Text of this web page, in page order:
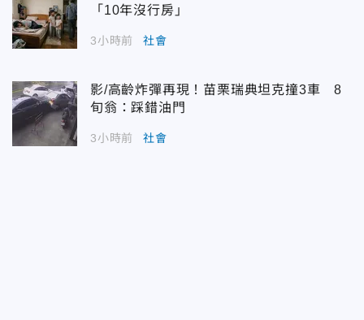
「10年沒行房」
3小時前 社會
影/高齡炸彈再現！苗栗瑞典坦克撞3車 8
旬翁：踩錯油門
3小時前 社會